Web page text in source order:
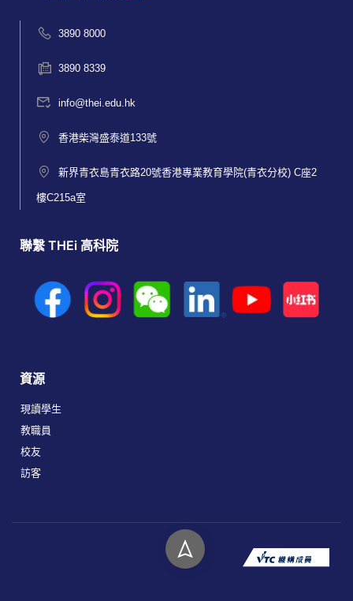
3890 8000
3890 8339
info@thei.edu.hk
香港柴灣盛泰道133號
新界青衣島青衣路20號香港專業教育學院(青衣分校) C座2
樓C215a室
聯繫 THEi 高科院
資源
現讀學生
教職員
校友
訪客